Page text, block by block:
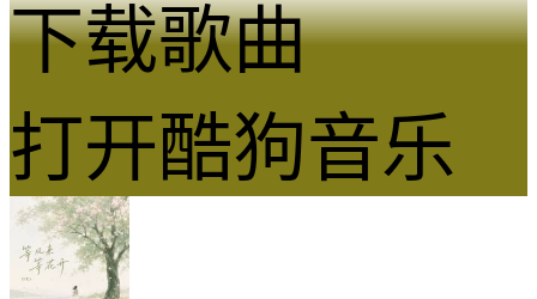
下载歌曲
打开酷狗音乐